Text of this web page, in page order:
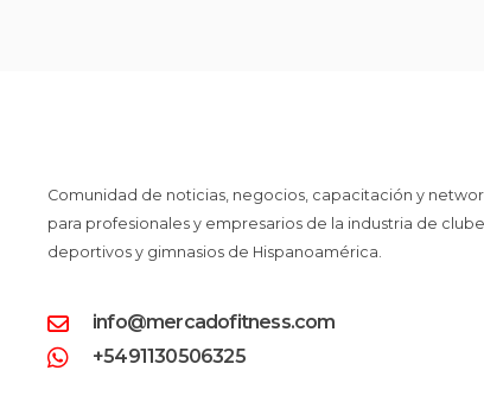
Comunidad de noticias, negocios, capacitación y
para profesionales y empresarios de la industria de
deportivos y gimnasios de Hispanoamérica.
info@mercadofitness.com
+5491130506325